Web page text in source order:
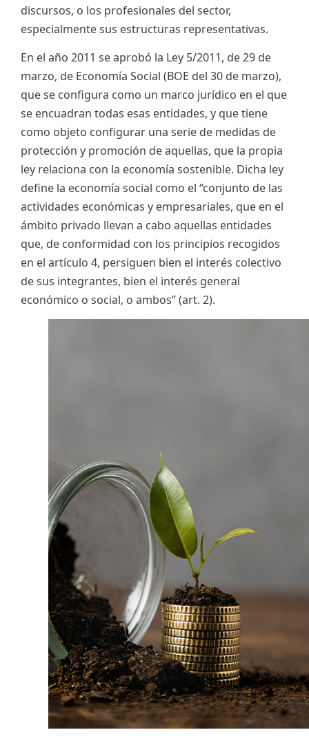
discursos, o los profesionales del sector,
especialmente sus estructuras representativas.
En el año 2011 se aprobó la Ley 5/2011, de 29 de
marzo, de Economía Social (BOE del 30 de marzo),
que se configura como un marco jurídico en el que
se encuadran todas esas entidades, y que tiene
como objeto configurar una serie de medidas de
protección y promoción de aquellas, que la propia
ley relaciona con la economía sostenible. Dicha ley
define la economía social como el “conjunto de las
actividades económicas y empresariales, que en el
ámbito privado llevan a cabo aquellas entidades
que, de conformidad con los principios recogidos
en el artículo 4, persiguen bien el interés colectivo
de sus integrantes, bien el interés general
económico o social, o ambos” (art. 2).